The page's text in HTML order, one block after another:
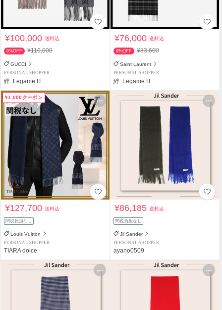
¥100,000送料込
9%OFF ¥110,000
GUCCI
PERSONAL SHOPPER
絆. Legame IT
¥76,000送料込
9%OFF ¥83,600
Saint Laurent
PERSONAL SHOPPER
絆. Legame IT
¥1,000クーポン
¥127,700送料込
関税負担なし
Louis Vuitton
PERSONAL SHOPPER
TIARA dolce
¥86,185送料込
関税負担なし
Jil Sander
PERSONAL SHOPPER
ayano0509